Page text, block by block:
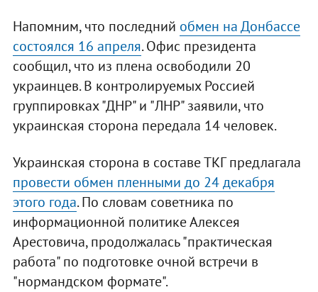
Напомним, что последний обмен на Донбассе
состоялся 16 апреля. Офис президента
сообщил, что из плена освободили 20
украинцев. В контролируемых Россией
группировках "ДНР" и "ЛНР" заявили, что
украинская сторона передала 14 человек.
Украинская сторона в составе ТКГ предлагала
провести обмен пленными до 24 декабря
этого года. По словам советника по
информационной политике Алексея
Арестовича, продолжалась "практическая
работа" по подготовке очной встречи в
"нормандском формате".